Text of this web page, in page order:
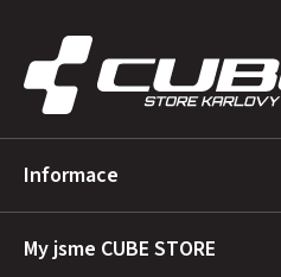
Informace
My jsme CUBE STORE